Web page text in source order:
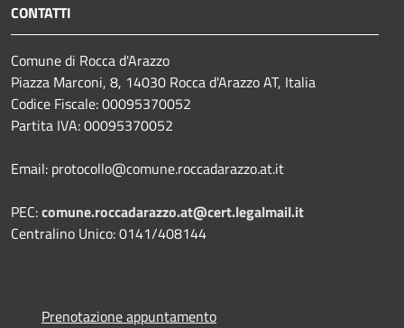
CONTATTI
Comune di Rocca d'Arazzo
Piazza Marconi, 8, 14030 Rocca d'Arazzo AT, Italia
Codice Fiscale: 00095370052
Partita IVA: 00095370052
Email: protocollo@comune.roccadarazzo.at.it
PEC:comune.roccadarazzo.at@cert.legalmail.it
Centralino Unico: 0141/408144
Prenotazione appuntamento